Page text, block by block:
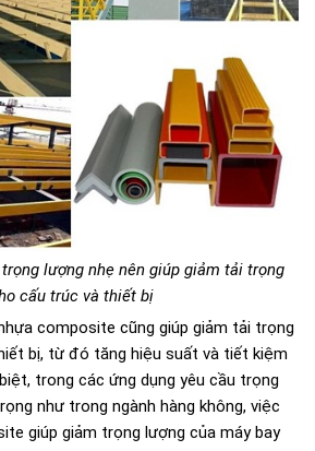
lượng nhẹ nên giúp giảm tải trọng
cấu trúc và thiết bị
composite cũng giúp giảm tải trọng
bị, từ đó tăng hiệu suất và tiết kiệm
trong các ứng dụng yêu cầu trọng
như trong ngành hàng không, việc
giúp giảm trọng lượng của máy bay